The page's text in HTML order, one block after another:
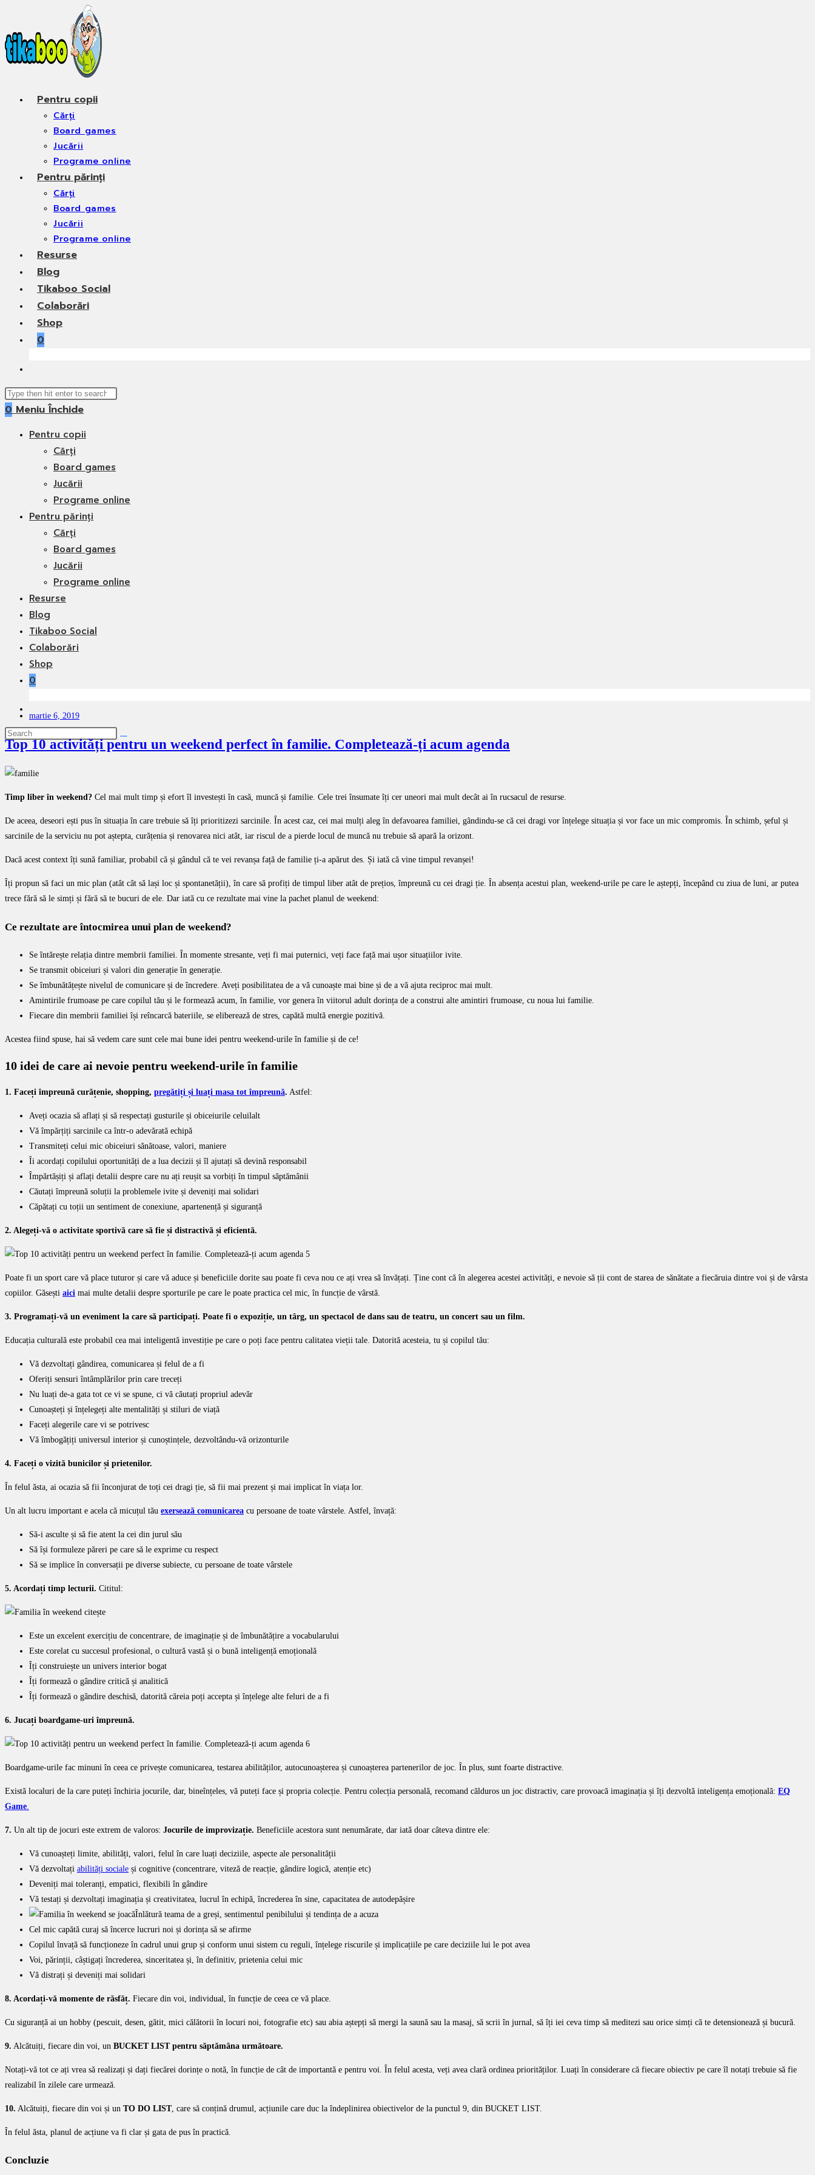
content
Pentru copii
Cărți
Board games
Jucării
Programe online
Pentru părinți
Cărți
Board games
Jucării
Programe online
Resurse
Blog
Tikaboo Social
Colaborări
Shop
0
website
search
Search
this
0 Meniu Închide
Pentru copii
Cărți
Board games
Jucării
Programe online
Pentru părinți
Cărți
Board games
Jucării
Programe online
Resurse
Blog
Tikaboo Social
Colaborări
Shop
0
website
search
martie 6, 2019
Top 10 activități pentru un weekend perfect în familie. Completează-ți acum agenda
Timp liber în weekend? Cel mai mult timp și efort îl investești în casă, muncă și familie. Cele trei însumate îți cer uneori mai mult decât ai în rucsacul de resurse.
De aceea, deseori ești pus în situația în care trebuie să îți prioritizezi sarcinile. În acest caz, cei mai mulți aleg în defavoarea familiei, gândindu-se că cei dragi vor înțelege situația și vor face un mic compromis. În schimb, șeful și
sarcinile de la serviciu nu pot aștepta, curățenia și renovarea nici atât, iar riscul de a pierde locul de muncă nu trebuie să apară la orizont.
Dacă acest context îți sună familiar, probabil că și gândul că te vei revanșa față de familie ți-a apărut des. Și iată că vine timpul revanșei!
Îți propun să faci un mic plan (atât cât să lași loc și spontanetății), în care să profiți de timpul liber atât de prețios, împreună cu cei dragi ție. În absența acestui plan, weekend-urile pe care le aștepți, începând cu ziua de luni, ar putea
trece fără să le simți și fără să te bucuri de ele. Dar iată cu ce rezultate mai vine la pachet planul de weekend:
Ce rezultate are întocmirea unui plan de weekend?
Se întărește relația dintre membrii familiei. În momente stresante, veți fi mai puternici, veți face față mai ușor situațiilor ivite.
Se transmit obiceiuri și valori din generație în generație.
Se îmbunătățește nivelul de comunicare și de încredere. Aveți posibilitatea de a vă cunoaște mai bine și de a vă ajuta reciproc mai mult.
Amintirile frumoase pe care copilul tău și le formează acum, în familie, vor genera în viitorul adult dorința de a construi alte amintiri frumoase, cu noua lui familie.
Fiecare din membrii familiei își reîncarcă bateriile, se eliberează de stres, capătă multă energie pozitivă.
Acestea fiind spuse, hai să vedem care sunt cele mai bune idei pentru weekend-urile în familie și de ce!
10 idei de care ai nevoie pentru weekend-urile în familie
1. Faceți împreună curățenie, shopping, pregătiți și luați masa tot împreună. Astfel:
Aveți ocazia să aflați și să respectați gusturile și obiceiurile celuilalt
Vă împărțiți sarcinile ca într-o adevărată echipă
Transmiteți celui mic obiceiuri sănătoase, valori, maniere
Îi acordați copilului oportunități de a lua decizii și îl ajutați să devină responsabil
Împărtășiți și aflați detalii despre care nu ați reușit sa vorbiți în timpul săptămânii
Căutați împreună soluții la problemele ivite și deveniți mai solidari
Căpătați cu toții un sentiment de conexiune, apartenență și siguranță
2. Alegeți-vă o activitate sportivă care să fie și distractivă și eficientă.
Poate fi un sport care vă place tuturor și care vă aduce și beneficiile dorite sau poate fi ceva nou ce ați vrea să învățați. Ține cont că în alegerea acestei activități, e nevoie să ții cont de starea de sănătate a fiecăruia dintre voi și de vârsta
copiilor. Găsești aici mai multe detalii despre sporturile pe care le poate practica cel mic, în funcție de vârstă.
3. Programați-vă un eveniment la care să participați. Poate fi o expoziție, un târg, un spectacol de dans sau de teatru, un concert sau un film.
Educația culturală este probabil cea mai inteligentă investiție pe care o poți face pentru calitatea vieții tale. Datorită acesteia, tu și copilul tău:
Vă dezvoltați gândirea, comunicarea și felul de a fi
Oferiți sensuri întâmplărilor prin care treceți
Nu luați de-a gata tot ce vi se spune, ci vă căutați propriul adevăr
Cunoașteți și înțelegeți alte mentalități și stiluri de viață
Faceți alegerile care vi se potrivesc
Vă îmbogățiți universul interior și cunoștințele, dezvoltându-vă orizonturile
4. Faceți o vizită bunicilor și prietenilor.
În felul ăsta, ai ocazia să fii înconjurat de toți cei dragi ție, să fii mai prezent și mai implicat în viața lor.
Un alt lucru important e acela că micuțul tău exersează comunicarea cu persoane de toate vârstele. Astfel, învață:
Să-i asculte și să fie atent la cei din jurul său
Să își formuleze păreri pe care să le exprime cu respect
Să se implice în conversații pe diverse subiecte, cu persoane de toate vârstele
5. Acordați timp lecturii. Cititul:
Este un excelent exercițiu de concentrare, de imaginație și de îmbunătățire a vocabularului
Este corelat cu succesul profesional, o cultură vastă și o bună inteligență emoțională
Îți construiește un univers interior bogat
Îți formează o gândire critică și analitică
Îți formează o gândire deschisă, datorită căreia poți accepta și înțelege alte feluri de a fi
6. Jucați boardgame-uri împreună.
Boardgame-urile fac minuni în ceea ce privește comunicarea, testarea abilităților, autocunoașterea și cunoașterea partenerilor de joc. În plus, sunt foarte distractive.
Există localuri de la care puteți închiria jocurile, dar, bineînțeles, vă puteți face și propria colecție. Pentru colecția personală, recomand călduros un joc distractiv, care provoacă imaginația și îți dezvoltă inteligența emoțională: EQ
Game
7. Un alt tip de jocuri este extrem de valoros: Jocurile de improvizație. Beneficiile acestora sunt nenumărate, dar iată doar câteva dintre ele:
Vă cunoașteți limite, abilități, valori, felul în care luați deciziile, aspecte ale personalității
Vă dezvoltați abilități sociale și cognitive (concentrare, viteză de reacție, gândire logică, atenție etc)
Deveniți mai toleranți, empatici, flexibili în gândire
Vă testați și dezvoltați imaginația și creativitatea, lucrul în echipă, încrederea în sine, capacitatea de autodepășire
Înlătură teama de a greși, sentimentul penibilului și tendința de a acuza
Cel mic capătă curaj să încerce lucruri noi și dorința să se afirme
Copilul învață să funcționeze în cadrul unui grup și conform unui sistem cu reguli, înțelege riscurile și implicațiile pe care deciziile lui le pot avea
Voi, părinții, câștigați încrederea, sinceritatea și, în definitiv, prietenia celui mic
Vă distrați și deveniți mai solidari
8. Acordați-vă momente de răsfăț. Fiecare din voi, individual, în funcție de ceea ce vă place.
Cu siguranță ai un hobby (pescuit, desen, gătit, mici călătorii în locuri noi, fotografie etc) sau abia aștepți să mergi la saună sau la masaj, să scrii în jurnal, să îți iei ceva timp să meditezi sau orice simți că te detensionează și bucură.
9. Alcătuiți, fiecare din voi, un BUCKET LIST pentru săptămâna următoare.
Notați-vă tot ce ați vrea să realizați și dați fiecărei dorințe o notă, în funcție de cât de importantă e pentru voi. În felul acesta, veți avea clară ordinea priorităților. Luați în considerare că fiecare obiectiv pe care îl notați trebuie să fie
realizabil în zilele care urmează.
10. Alcătuiți, fiecare din voi și un TO DO LIST, care să conțină drumul, acțiunile care duc la îndeplinirea obiectivelor de la punctul 9, din BUCKET LIST.
În felul ăsta, planul de acțiune va fi clar și gata de pus în practică.
Concluzie